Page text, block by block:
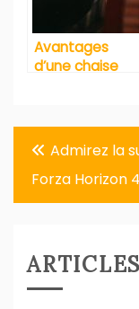
Avantages
d’une chaise
de course ou
d’aventure
Navigation
de
l’article
Admirez la
Forza Horizon 4